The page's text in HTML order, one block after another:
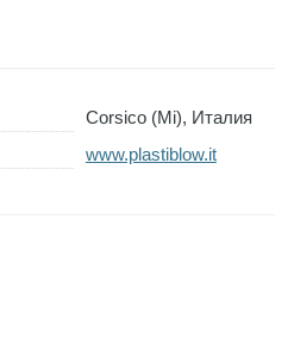
Corsico (Mi), Италия
www.plastiblow.it